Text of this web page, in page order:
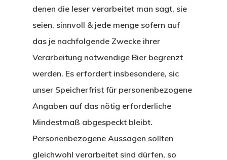
denen die leser verarbeitet man sagt, sie
seien, sinnvoll & jede menge sofern auf
das je nachfolgende Zwecke ihrer
Verarbeitung notwendige Bier begrenzt
werden. Es erfordert insbesondere, sic
unser Speicherfrist für personenbezogene
Angaben auf das nötig erforderliche
Mindestmaß abgespeckt bleibt.
Personenbezogene Aussagen sollten
gleichwohl verarbeitet sind dürfen, so